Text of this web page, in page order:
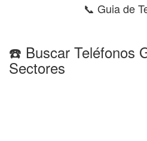
📞 Guia de
☎️ Buscar Teléfonos
Sectores